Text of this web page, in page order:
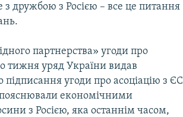
з дружбою з Росією – все це питання
партнерства» угоди про
тижня уряд України видав
угоди про асоціацію з ЄС
пояснювали економічними
з Росією, яка останнім часом,